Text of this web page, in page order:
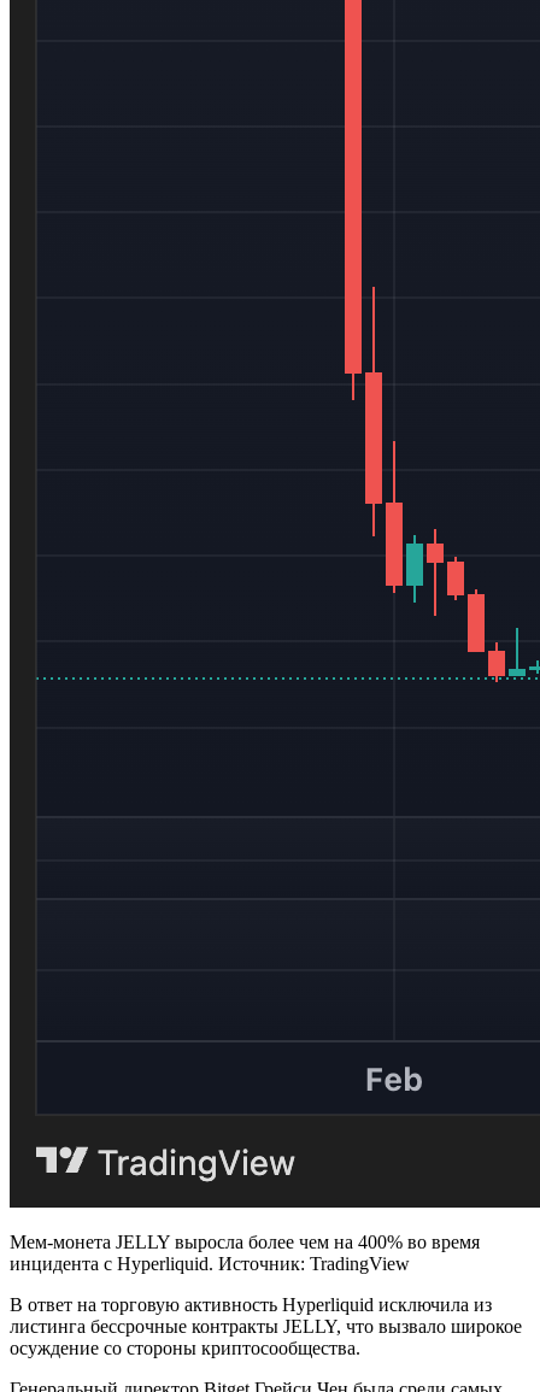
Мем-монета JELLY выросла более чем на 400% во время
инцидента с Hyperliquid. Источник: TradingView
В ответ на торговую активность Hyperliquid исключила из
листинга бессрочные контракты JELLY, что вызвало широкое
осуждение со стороны криптосообщества.